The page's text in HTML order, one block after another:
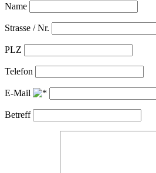
Name
Strasse / Nr.
PLZ
Telefon
E-Mail
Betreff